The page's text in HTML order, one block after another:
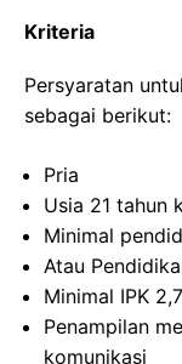
Kriteria
Persyaratan
sebagai berikut:
Pria
Usia 21 tahun
Minimal
Atau
Minimal IPK
Penampilan
komunikasi